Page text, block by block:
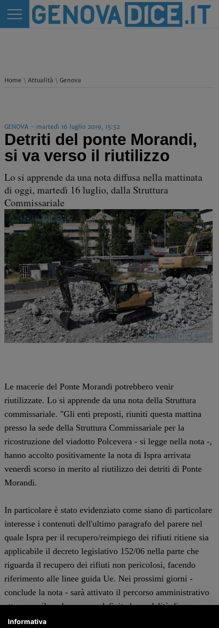
Home \ Attualità \ Genova
GENOVA - martedì 16 luglio 2019, 15:52
Detriti del ponte Morandi,
si va verso il riutilizzo
Lo si apprende da una nota diffusa nella mattinata
di oggi, martedì 16 luglio, dalla Struttura
Commissariale
Le macerie del Ponte Morandi potrebbero venir
riutilizzate. Lo si apprende da una nota della Struttura
commissariale. "Gli enti preposti, riuniti questa mattina
presso la sede della Struttura Commissariale per la
ricostruzione del viadotto Polcevera - si legge nella nota -,
hanno accolto positivamente la nota di Ispra arrivata
venerdì scorso in merito al riutilizzo dei detriti di Ponte
Morandi.
In particolare è stato evidenziato come siano di particolare
interesse i contenuti dell'ultimo paragrafo del parere nel
quale Ispra per il recupero/reimpiego dei rifiuti ritiene sia
applicabile il decreto legislativo 152/06 nella parte che
riguarda il recupero dei rifiuti non pericolosi, facendo
riferimento alle linee guida Ue. Nei prossimi giorni -
conclude la nota - sarà attivato il percorso amministrativo
attraverso il quale saranno definite le modalità di
reimpiego del materiale". Una parte dei detriti potrebbe
Informativa